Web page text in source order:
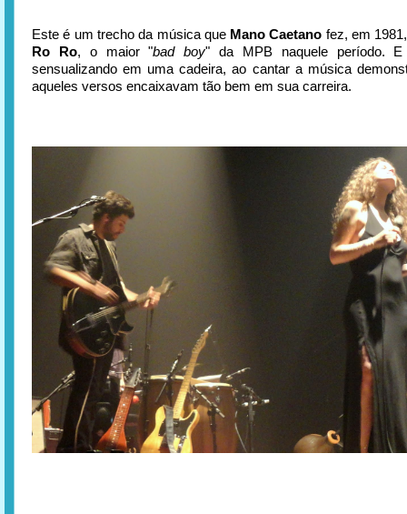
Este é um trecho da música que Mano Caetano fez, em
Ro Ro, o maior "bad boy" da MPB naquele período. E
sensualizando em uma cadeira, ao cantar a música
aqueles versos encaixavam tão bem em sua carreira.